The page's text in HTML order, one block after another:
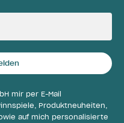
mir per E-Mail
Produktneuheiten,
auf mich personalisierte